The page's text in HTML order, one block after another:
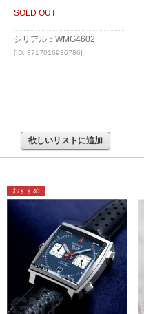
SOLD OUT
シリアル：WMG4602
[ID: 3717016936786]
欲しいリストに追加
おすすめ